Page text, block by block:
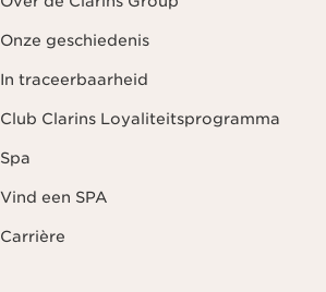
Onze geschiedenis
In traceerbaarheid
Club Clarins Loyaliteitsprogramma
Spa
Vind een SPA
Carrière